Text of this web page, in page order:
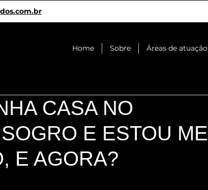
Home Sobre Áreas de atuação
CASA NO
E ESTOU ME
E AGORA?